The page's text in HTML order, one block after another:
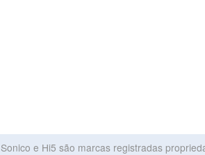
e Hi5 são marcas registradas